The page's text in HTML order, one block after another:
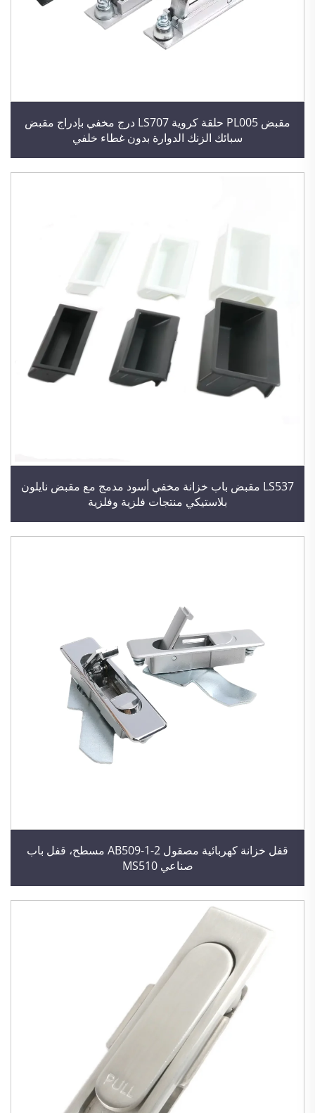
مقبض PL005 حلقة كروية LS707 درج مخفي بإدراج مقبض
سبائك الزنك الدوارة بدون غطاء خلفي
LS537 مقبض باب خزانة مخفي أسود مدمج مع مقبض نايلون
بلاستيكي منتجات فلزية وفلزية
قفل خزانة كهربائية مصقول AB509-1-2 مسطح، قفل باب
صناعي MS510